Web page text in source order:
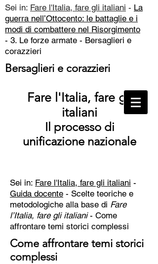
Sei in: Fare l'Italia, fare gli italiani - La
guerra nell’Ottocento: le battaglie e i
modi di combattere nel Risorgimento
- 3. Le forze armate - Bersaglieri e
corazzieri
Bersaglieri e corazzieri
Fare l'Italia, fare gli
italiani
Il processo di
unificazione nazionale
Sei in: Fare l'Italia, fare gli italiani -
Guida docente - Scelte teoriche e
metodologiche alla base di Fare
l’Italia, fare gli italiani- Come
affrontare temi storici complessi
Come affrontare temi storici
complessi